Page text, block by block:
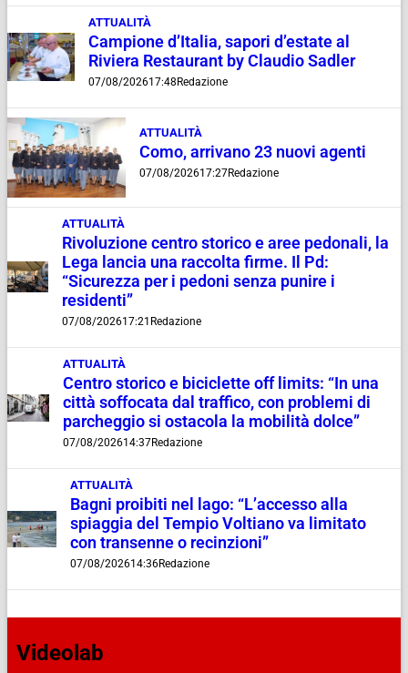
ATTUALITÀ
Campione d’Italia, sapori d’estate al
Riviera Restaurant by Claudio Sadler
07/08/202617:48 Redazione
ATTUALITÀ
Como, arrivano 23 nuovi agenti
07/08/202617:27Redazione
ATTUALITÀ
Rivoluzione centro storico e aree pedonali, la
Lega lancia una raccolta firme. Il Pd:
“Sicurezza per i pedoni senza punire i
residenti”
07/08/202617:21 Redazione
ATTUALITÀ
Centro storico e biciclette off limits: “In una
città soffocata dal traffico, con problemi di
parcheggio si ostacola la mobilità dolce”
07/08/202614:37Redazione
ATTUALITÀ
Bagni proibiti nel lago: “L’accesso alla
spiaggia del Tempio Voltiano va limitato
con transenne o recinzioni”
07/08/202614:36Redazione
Videolab